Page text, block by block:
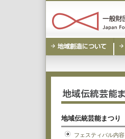
地域伝統芸能まつり
フェスティバル内容